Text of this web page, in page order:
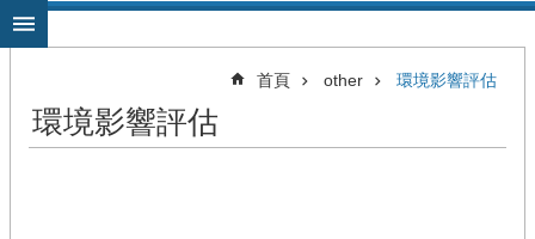
跳到主要內容區塊
首頁 other 環境影響評估
環境影響評估